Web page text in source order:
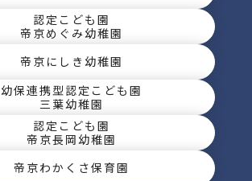
認定こども園
帝京めぐみ幼稚園
帝京にしき幼稚園
幼保連携型認定こども園
三葉幼稚園
認定こども園
帝京長岡幼稚園
帝京わかくさ保育園